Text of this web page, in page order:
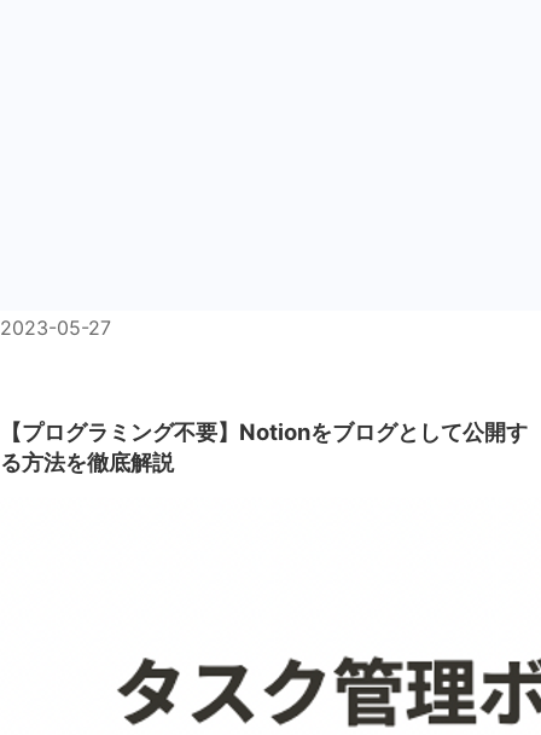
2023-05-27
【プログラミング不要】Notionをブログとして公開す
る方法を徹底解説